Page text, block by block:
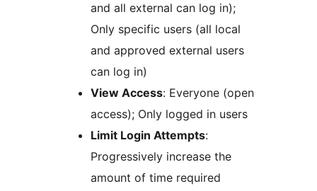
and all external can log in);
Only specific users (all local
and approved external users
can log in)
View Access: Everyone (open
access); Only logged in users
Limit Login Attempts:
Progressively increase the
amount of time required